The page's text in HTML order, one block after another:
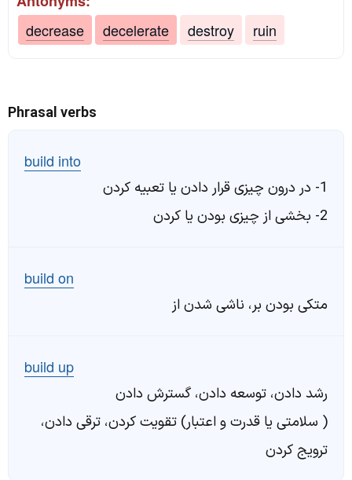
decrease
decelerate destroy ruin
Phrasal verbs
build into
1- در درون چیزی قرار دادن یا تعبیه کردن
2- بخشی از چیزی بودن یا کردن
build on
متکی بودن بر، ناشی شدن از
build up
رشد دادن، توسعه دادن، گسترش دادن
( سلامتی یا قدرت و اعتبار) تقویت کردن، ترقی دادن،
ترویج کردن